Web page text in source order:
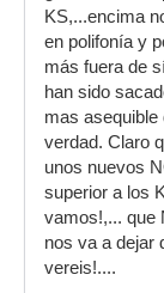
KS,...encima
en polifonía y
más fuera de
han sido
mas
verdad. Claro
unos nuevos
superior a los
vamos!,... que
nos va a dejar
vereis!....